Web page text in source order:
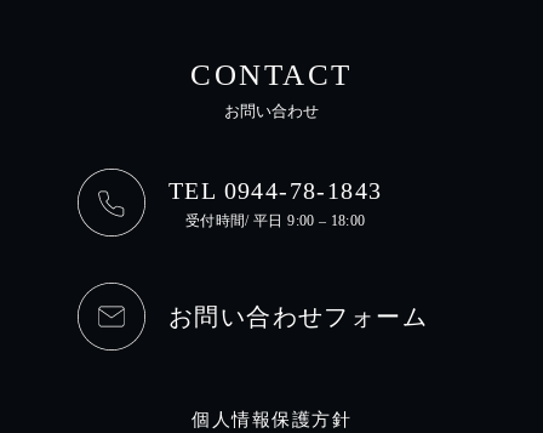
CONTACT
お問い合わせ
TEL 0944-78-1843
受付時間/ 平日 9:00 – 18:00
お問い合わせフォーム
個人情報保護方針